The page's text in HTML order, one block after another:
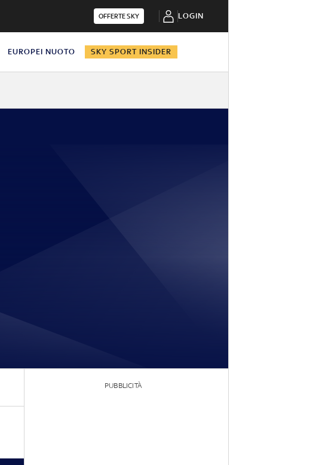
OFFERTE SKY LOGIN
EUROPEI NUOTO SKY SPORT INSIDER
PUBBLICITÀ